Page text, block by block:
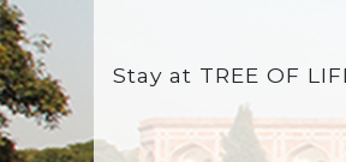
Stay at TREE OF